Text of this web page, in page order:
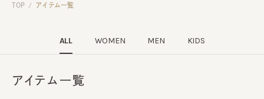
TOP / アイテム一覧
ALL WOMEN MEN KIDS
アイテム一覧